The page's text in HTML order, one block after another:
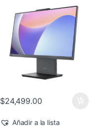
512GB SSD Windows 11 Pro
$24,499.00
Añadir a la lista